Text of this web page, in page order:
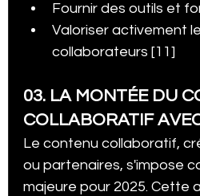
Fournir des outils et
Valoriser activement
collaborateurs [11]
03. LA MONTÉE DU
COLLABORATIF
Le contenu collaboratif,
ou partenaires, s'impose
majeure pour 2025. Cette